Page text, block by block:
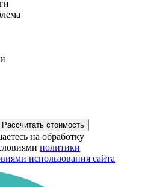
Рассчитать стоимость
на обработку
политики
использования сайта